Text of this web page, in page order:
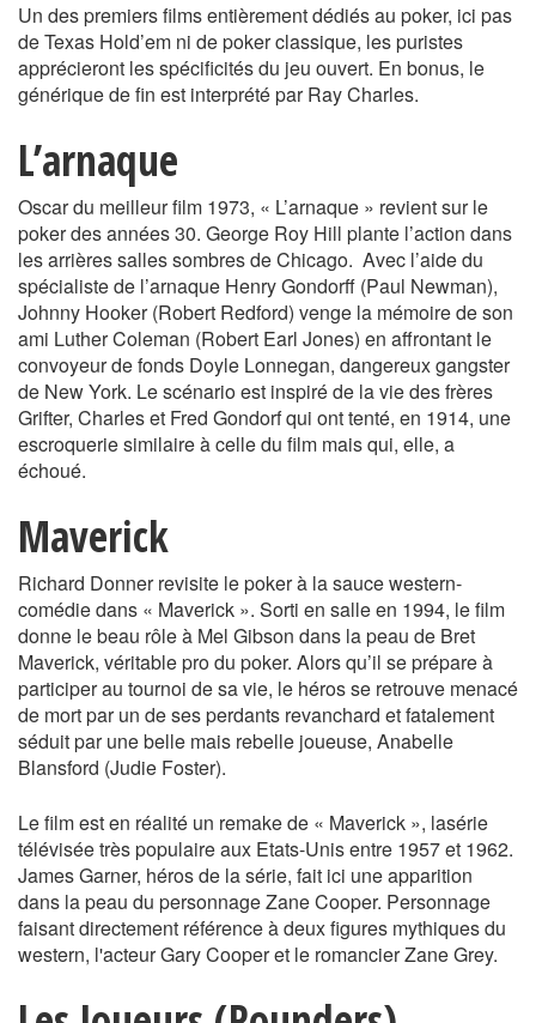
Un des premiers films entièrement dédiés au poker, ici pas
de Texas Hold’em ni de poker classique, les puristes
apprécieront les spécificités du jeu ouvert. En bonus, le
générique de fin est interprété par Ray Charles.
L’arnaque
Oscar du meilleur film 1973, « L’arnaque » revient sur le
poker des années 30. George Roy Hill plante l’action dans
les arrières salles sombres de Chicago. Avec l’aide du
spécialiste de l’arnaque Henry Gondorff (Paul Newman),
Johnny Hooker (Robert Redford) venge la mémoire de son
ami Luther Coleman (Robert Earl Jones) en affrontant le
convoyeur de fonds Doyle Lonnegan, dangereux gangster
de New York. Le scénario est inspiré de la vie des frères
Grifter, Charles et Fred Gondorf qui ont tenté, en 1914, une
escroquerie similaire à celle du film mais qui, elle, a
échoué.
Maverick
Richard Donner revisite le poker à la sauce western-
comédie dans « Maverick ». Sorti en salle en 1994, le film
donne le beau rôle à Mel Gibson dans la peau de Bret
Maverick, véritable pro du poker. Alors qu’il se prépare à
participer au tournoi de sa vie, le héros se retrouve menacé
de mort par un de ses perdants revanchard et fatalement
séduit par une belle mais rebelle joueuse, Anabelle
Blansford (Judie Foster).
Le film est en réalité un remake de « Maverick », lasérie
télévisée très populaire aux Etats-Unis entre 1957 et 1962.
James Garner, héros de la série, fait ici une apparition
dans la peau du personnage Zane Cooper. Personnage
faisant directement référence à deux figures mythiques du
western, l'acteur Gary Cooper et le romancier Zane Grey.